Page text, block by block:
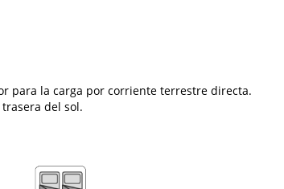
para la carga por corriente terrestre directa.
del sol.